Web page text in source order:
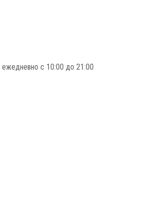
ежедневно с 10:00 до 21:00